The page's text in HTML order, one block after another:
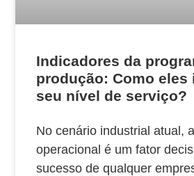
Indicadores da
produção: Como eles
seu nível de serviço?
No cenário industrial atual,
operacional é um fator
sucesso de qualquer